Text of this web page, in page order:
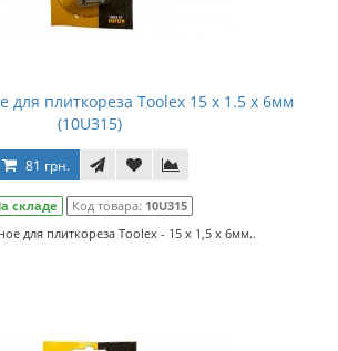
для плиткореза Toolex 15 x 1.5 x 6мм
(10U315)
81 грн.
складе Код товара: 10U315
для плиткореза Toolex - 15 x 1,5 x 6мм..